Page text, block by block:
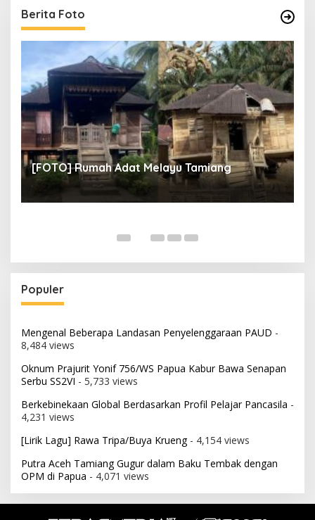
Berita Foto
[FOTO] Rumah Adat Melayu Tamiang
Populer
Mengenal Beberapa Landasan Penyelenggaraan PAUD -
8,484 views
Oknum Prajurit Yonif 756/WS Papua Kabur Bawa Senapan
Serbu SS2VI - 5,733 views
Berkebinekaan Global Berdasarkan Profil Pelajar Pancasila -
4,231 views
[Lirik Lagu] Rawa Tripa/Buya Krueng- 4,154 views
Putra Aceh Tamiang Gugur dalam Baku Tembak dengan
OPM di Papua - 4,071 views